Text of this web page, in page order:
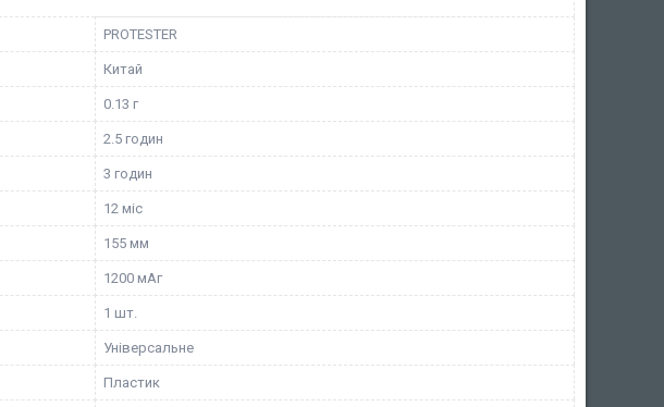
PROTESTER
Китай
0.13 г
2.5 годин
3 годин
12 міс
155 мм
1200 мАг
1 шт.
Універсальне
Пластик